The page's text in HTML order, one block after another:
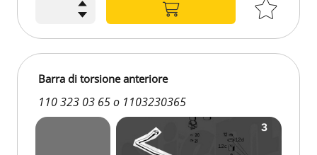
Barra di torsione anteriore
110 323 03 65 o 1103230365